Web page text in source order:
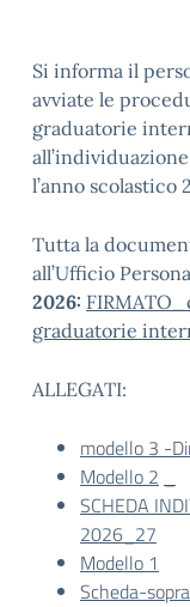
Si informa il
avviate le
graduatorie
l’anno scolastico
Tutta la
all’Ufficio
2026:
graduatorie
ALLEGATI:
modello 3 -
Modello 2
SCHEDA
2026_27
Modello 1
Scheda-